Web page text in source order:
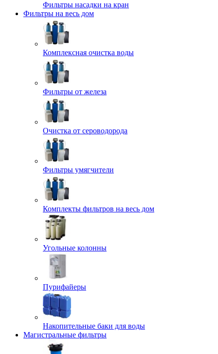
Фильтры насадки на кран
Фильтры на весь дом
Комплексная очистка воды
Фильтры от железа
Очистка от сероводорода
Фильтры умягчители
Комплекты фильтров на весь дом
Угольные колонны
Пурифайеры
Накопительные баки для воды
Магистральные фильтры